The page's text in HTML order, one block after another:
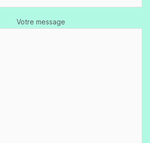
Votre message